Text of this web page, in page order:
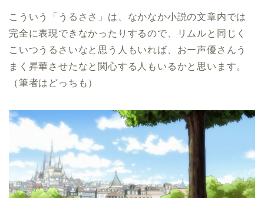
こういう「うるささ」は、なかなか小説の文章内では
完全に表現できなかったりするので、リムルと同じく
こいつうるさいなと思う人もいれば、おー声優さんう
まく昇華させたなと関心する人もいるかと思います。
（筆者はどっちも）